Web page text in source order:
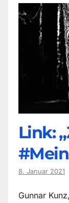
Link:
8. Januar 2021
Gunnar